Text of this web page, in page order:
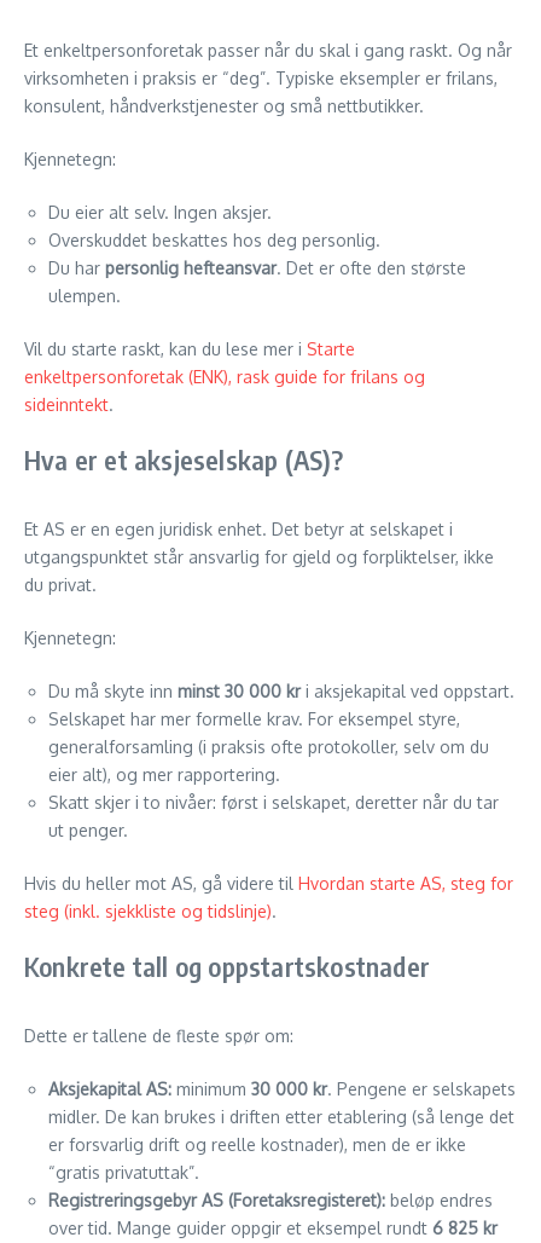
Et enkeltpersonforetak passer når du skal i gang raskt. Og når
virksomheten i praksis er “deg”. Typiske eksempler er frilans,
konsulent, håndverkstjenester og små nettbutikker.
Kjennetegn:
Du eier alt selv. Ingen aksjer.
Overskuddet beskattes hos deg personlig.
Du har personlig hefteansvar. Det er ofte den største
ulempen.
Vil du starte raskt, kan du lese mer i Starte
enkeltpersonforetak (ENK), rask guide for frilans og
sideinntekt.
Hva er et aksjeselskap (AS)?
Et AS er en egen juridisk enhet. Det betyr at selskapet i
utgangspunktet står ansvarlig for gjeld og forpliktelser, ikke
du privat.
Kjennetegn:
Du må skyte inn minst 30 000 kri aksjekapital ved oppstart.
Selskapet har mer formelle krav. For eksempel styre,
generalforsamling (i praksis ofte protokoller, selv om du
eier alt), og mer rapportering.
Skatt skjer i to nivåer: først i selskapet, deretter når du tar
ut penger.
Hvis du heller mot AS, gå videre til Hvordan starte AS, steg for
steg (inkl. sjekkliste og tidslinje).
Konkrete tall og oppstartskostnader
Dette er tallene de fleste spør om:
Aksjekapital AS: minimum 30 000 kr. Pengene er selskapets
midler. De kan brukes i driften etter etablering (så lenge det
er forsvarlig drift og reelle kostnader), men de er ikke
“gratis privatuttak”.
Registreringsgebyr AS (Foretaksregisteret): beløp endres
over tid. Mange guider oppgir et eksempel rundt 6 825 kr